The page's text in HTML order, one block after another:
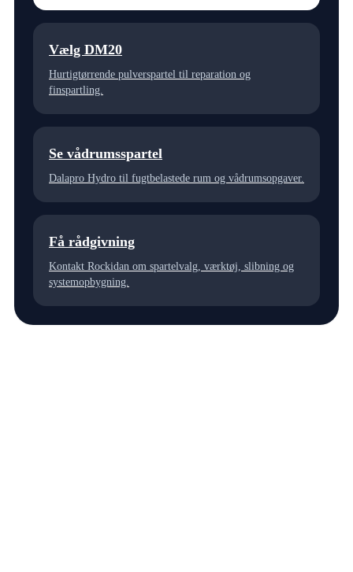
Vælg DM20
Hurtigtørrende pulverspartel til reparation og
finspartling.
Se vådrumsspartel
Dalapro Hydro til fugtbelastede rum og vådrumsopgaver.
Få rådgivning
Kontakt Rockidan om spartelvalg, værktøj, slibning og
systemopbygning.